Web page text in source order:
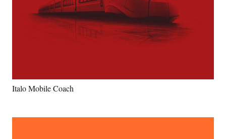
Italo Mobile Coach